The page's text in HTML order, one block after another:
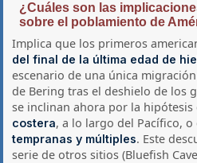
¿Cuáles son las
sobre el poblamiento de
Implica que los primeros
del final de la última edad de
escenario de una única
de Bering tras el deshielo de los
se inclinan ahora por la hipótesis
costera, a lo largo del Pacífico, o
tempranas y múltiples. Este
serie de otros sitios (Bluefish